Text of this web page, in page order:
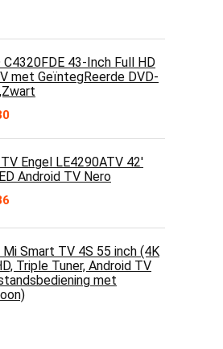
C4320FDE 43-Inch Full HD
met GeïntegReerde DVD-
Engel LE4290ATV 42'
Android TV Nero
Mi Smart TV 4S 55 inch (4K
Triple Tuner, Android TV
met